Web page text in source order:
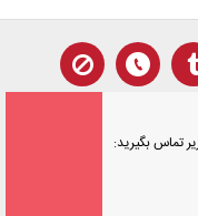
تماس بگیرید: